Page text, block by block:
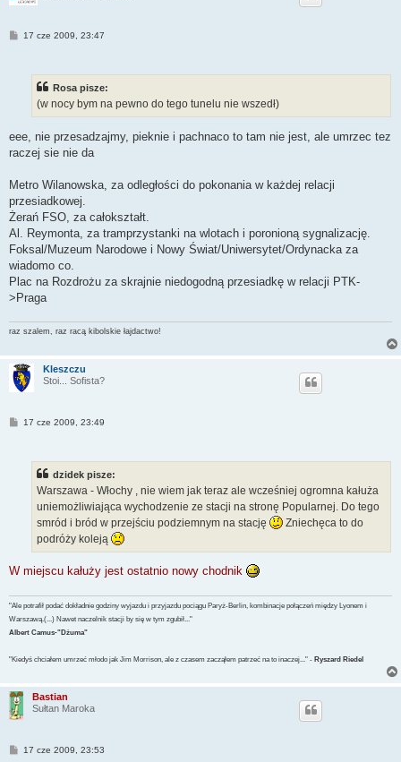
P17 cze 2009, 23:47
Rosa pisze:
(w nocy bym na pewno do tego tunelu nie wszedł)
eee, nie przesadzajmy, pieknie i pachnaco to tam nie jest, ale umrzec tez
raczej sie nie da
Metro Wilanowska, za odległości do pokonania w każdej relacji
przesiadkowej.
Żerań FSO, za całokształt.
Al. Reymonta, za tramprzystanki na wlotach i poronioną sygnalizację.
Foksal/Muzeum Narodowe i Nowy Świat/Uniwersytet/Ordynacka za
wiadomo co.
Plac na Rozdrożu za skrajnie niedogodną przesiadkę w relacji PTK-
>Praga
raz szalem, raz racą kibolskie łajdactwo!
Kleszczu
Stoi... Sofista?
P17 cze 2009, 23:49
dzidek pisze:
Warszawa - Włochy , nie wiem jak teraz ale wcześniej ogromna kałuża
uniemożliwiająca wychodzenie ze stacji na stronę Popularnej. Do tego
smród i bród w przejściu podziemnym na stację
Zniechęca to do
podróży koleją
W miejscu kałuży jest ostatnio nowy chodnik
"Ale potrafił podać dokładnie godziny wyjazdu i przyjazdu pociągu Paryż-Berlin, kombinacje połączeń między Lyonem i
Warszawą.(...) Nawet naczelnik stacji by się w tym zgubił..."
Albert Camus-"Dżuma"
"Kiedyś chciałem umrzeć młodo jak Jim Morrison, ale z czasem zacząłem patrzeć na to inaczej..." - Ryszard Riedel
Bastian
Sułtan Maroka
P17 cze 2009, 23:53